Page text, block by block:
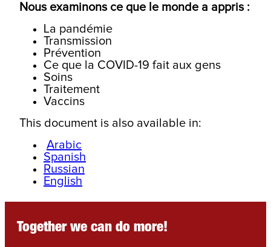
Nous examinons ce que le monde a appris :
La pandémie
Transmission
Prévention
Ce que la COVID-19 fait aux gens
Soins
Traitement
Vaccins
This document is also available in:
Arabic
Spanish
Russian
English
Together we can do more!